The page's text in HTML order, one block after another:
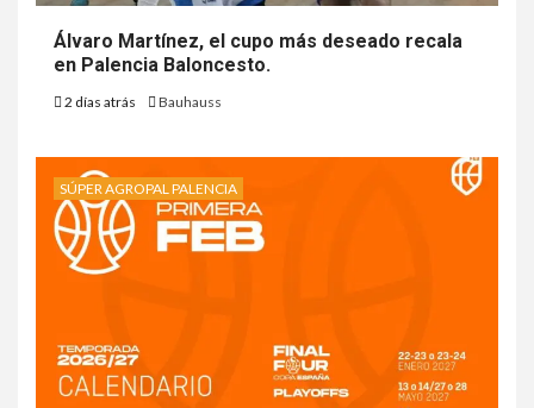
Álvaro Martínez, el cupo más deseado recala
en Palencia Baloncesto.
2 días atrás Bauhauss
SÚPER AGROPAL PALENCIA